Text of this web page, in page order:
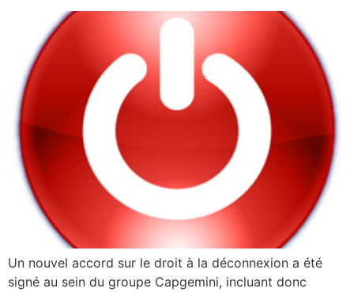
Un nouvel accord sur le droit à la déconnexion a été
signé au sein du groupe Capgemini, incluant donc